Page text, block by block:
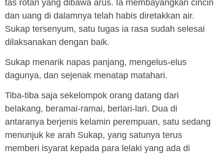
tas rotan yang dibawa arus. Ia membayangkan cincin
dan uang di dalamnya telah habis diretakkan air.
Sukap tersenyum, satu tugas ia rasa sudah selesai
dilaksanakan dengan baik.
Sukap menarik napas panjang, mengelus-elus
dagunya, dan sejenak menatap matahari.
Tiba-tiba saja sekelompok orang datang dari
belakang, beramai-ramai, berlari-lari. Dua di
antaranya berjenis kelamin perempuan, satu sedang
menunjuk ke arah Sukap, yang satunya terus
memberi isyarat kepada para lelaki yang ada di